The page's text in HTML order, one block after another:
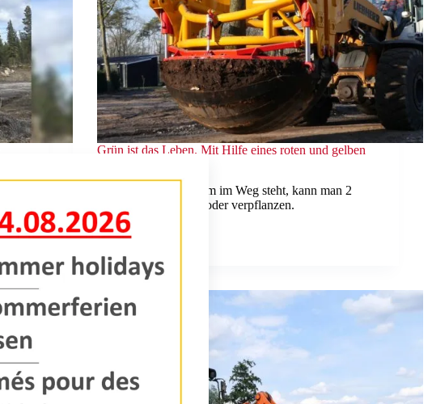
Grün ist das Leben. Mit Hilfe eines roten und gelben
Wenn ein großer Baum im Weg steht, kann man 2
Dinge tun: ihn fällen oder verpflanzen.